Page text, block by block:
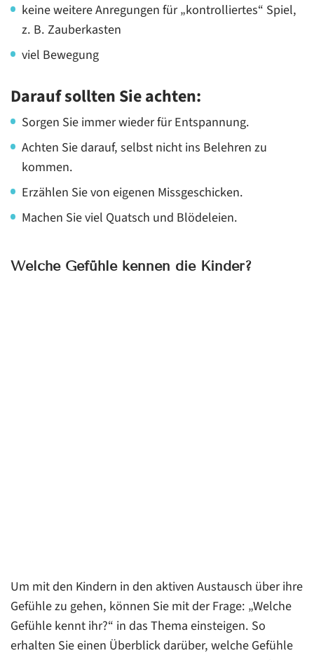
keine weitere Anregungen für „kontrolliertes“ Spiel,
z. B. Zauberkasten
viel Bewegung
Darauf sollten Sie achten:
Sorgen Sie immer wieder für Entspannung.
Achten Sie darauf, selbst nicht ins Belehren zu
kommen.
Erzählen Sie von eigenen Missgeschicken.
Machen Sie viel Quatsch und Blödeleien.
Welche Gefühle kennen die Kinder?
Um mit den Kindern in den aktiven Austausch über ihre
Gefühle zu gehen, können Sie mit der Frage: „Welche
Gefühle kennt ihr?“ in das Thema einsteigen. So
erhalten Sie einen Überblick darüber, welche Gefühle